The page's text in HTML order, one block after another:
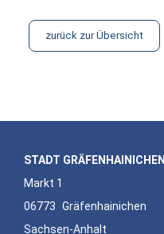
zurück zur Übersicht
STADT GRÄFENHAINICHEN
Markt 1
06773 Gräfenhainichen
Sachsen-Anhalt